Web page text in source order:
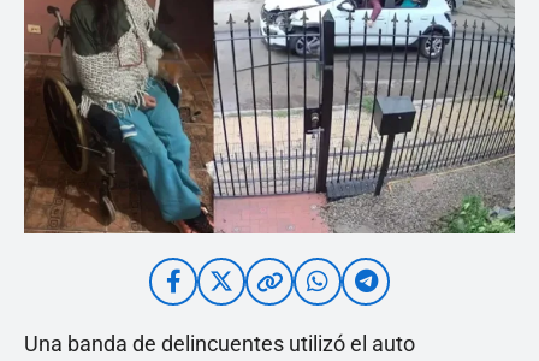
Una banda de delincuentes utilizó el auto